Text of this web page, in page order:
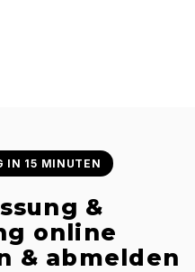
IN 15 MINUTEN
&
online
& abmelden